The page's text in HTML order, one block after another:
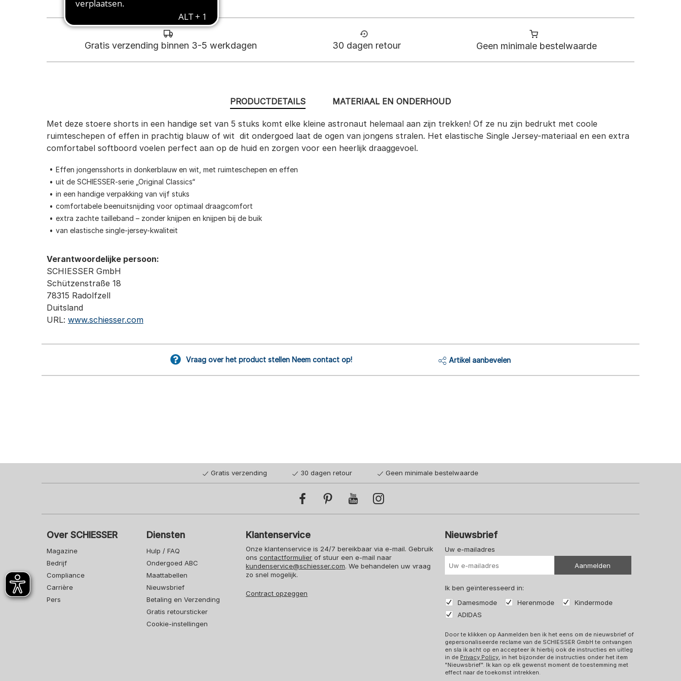
Gratis verzending binnen 3-5 werkdagen 30 dagen retour Geen minimale bestelwaarde
PRODUCTDETAILS
Met deze stoere shorts in een handige set van 5 stuks komt elke kleine astronaut helemaal aan zijn trekken! Of ze nu zijn bedrukt met coole
ruimteschepen of effen in prachtig blauw of wit  dit ondergoed laat de ogen van jongens stralen. Het elastische Single Jersey-materiaal en een extra
comfortabel softboord voelen perfect aan op de huid en zorgen voor een heerlijk draaggevoel.
Effen jongensshorts in donkerblauw en wit, met ruimteschepen en effen
uit de SCHIESSER-serie „Original Classics“
in een handige verpakking van vijf stuks
comfortabele beenuitsnijding voor optimaal draagcomfort
extra zachte tailleband – zonder knijpen en knijpen bij de buik
van elastische single-jersey-kwaliteit
Verantwoordelijke persoon:
SCHIESSER GmbH
Schützenstraße 18
78315 Radolfzell
Duitsland
URL: www.schiesser.com
MATERIAAL EN ONDERHOUD
Vraag over het product stellen Neem contact op! Artikel aanbevelen
Gratis verzending 30 dagen retour Geen minimale bestelwaarde
Over SCHIESSER
Magazine
Bedrijf
Compliance
Carrière
Pers
Diensten
Hulp / FAQ
Ondergoed ABC
Maattabellen
Nieuwsbrief
Betaling en Verzending
Gratis retoursticker
Cookie-instellingen
Klantenservice
Onze klantenservice is 24/7 bereikbaar via e-mail. Gebruik
onscontactformulier of stuur een e-mail naar
kundenservice@schiesser.com. We behandelen uw vraag
zo snel mogelijk.
Contract opzeggen
Nieuwsbrief
Uw e-mailadres
Aanmelden
Ik ben geïnteresseerd in:
Damesmode
Herenmode
Kindermode
ADIDAS
Door te klikken op Aanmelden ben ik het eens om de nieuwsbrief of
gepersonaliseerde reclame van de SCHIESSER GmbH te ontvangen
en sla ik acht op en accepteer ik hierbij ook de instructies en uitleg
in de Privacy Policy, in het bijzonder de instructies onder het item
"Nieuwsbrief". Ik kan op elk gewenst moment de toestemming met
effect naar de toekomst intrekken.